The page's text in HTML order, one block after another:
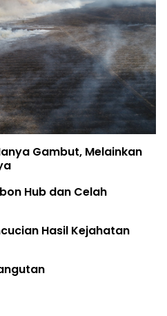
Gambut, Melainkan
Hub dan Celah
Hasil Kejahatan